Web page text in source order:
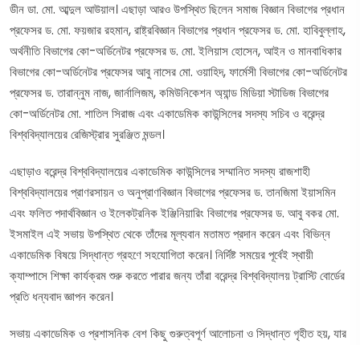
ডীন ডা. মো. আব্দুল আউয়াল। এছাড়া আরও উপস্থিত ছিলেন সমাজ বিজ্ঞান বিভাগের প্রধান
প্রফেসর ড. মো. ফয়জার রহমান, রাষ্ট্রবিজ্ঞান বিভাগের প্রধান প্রফেসর ড. মো. হাবিবুল্লাহ,
অর্থনীতি বিভাগের কো-অর্ডিনেটর প্রফেসর ড. মো. ইলিয়াস হোসেন, আইন ও মানবাধিকার
বিভাগের কো-অর্ডিনেটর প্রফেসর আবু নাসের মো. ওয়াহিদ, ফার্মেসী বিভাগের কো-অর্ডিনেটর
প্রফেসর ড. তারান্নুম নাজ, জার্নালিজম, কমিউনিকেশন অ্যান্ড মিডিয়া স্টাডিজ বিভাগের
কো-অর্ডিনেটর মো. শাতিল সিরাজ এবং একাডেমিক কাউন্সিলের সদস্য সচিব ও বরেন্দ্র
বিশ্ববিদ্যালয়ের রেজিস্ট্রার সুরঞ্জিত মন্ডল।
এছাড়াও বরেন্দ্র বিশ্ববিদ্যালয়ের একাডেমিক কাউন্সিলের সম্মানিত সদস্য রাজশাহী
বিশ্ববিদ্যালয়ের প্রাণরসায়ন ও অনুপ্রাণবিজ্ঞান বিভাগের প্রফেসর ড. তানজিমা ইয়াসমিন
এবং ফলিত পদার্থবিজ্ঞান ও ইলেকট্রনিক ইঞ্জিনিয়ারিং বিভাগের প্রফেসর ড. আবু বকর মো.
ইসমাইল এই সভায় উপস্থিত থেকে তাঁদের মূল্যবান মতামত প্রদান করেন এবং বিভিন্ন
একাডেমিক বিষয়ে সিদ্ধান্ত গ্রহণে সহযোগিতা করেন। নির্দিষ্ট সময়ের পূর্বেই স্থায়ী
ক্যাম্পাসে শিক্ষা কার্যক্রম শুরু করতে পারার জন্য তাঁরা বরেন্দ্র বিশ্ববিদ্যালয় ট্রাস্টি বোর্ডের
প্রতি ধন্যবাদ জ্ঞাপন করেন।
সভায় একাডেমিক ও প্রশাসনিক বেশ কিছু গুরুত্বপূর্ণ আলোচনা ও সিদ্ধান্ত গৃহীত হয়, যার